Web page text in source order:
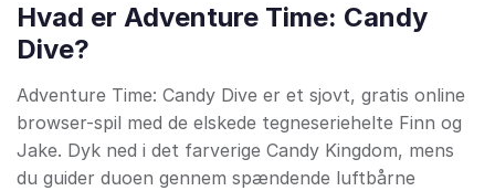
Hvad er Adventure Time: Candy
Dive?
Adventure Time: Candy Dive er et sjovt, gratis online
browser-spil med de elskede tegneseriehelte Finn og
Jake. Dyk ned i det farverige Candy Kingdom, mens
du guider duoen gennem spændende luftbårne